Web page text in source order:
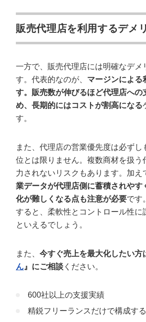
販売代理店を利用するデメ
一方で、販売代理店には明確なデメ
す。代表的なのが、 マージンによる
す。販売数が伸びるほど代理店への
め、長期的にはコストが割高になる
す。
また、代理店の営業優先度は必ずし
位とは限りません。複数商材を扱う
力されないリスクもあります。加え
業データが代理店側に蓄積されやす
化が難しくなる点も注意が必要です
すると、柔軟性とコントロール性に
といえるでしょう。
また、 今すぐ売上を最大化したい方
ん 』にご相談 ください。
600社以上の支援実績
精鋭フリーランスだけで構成す